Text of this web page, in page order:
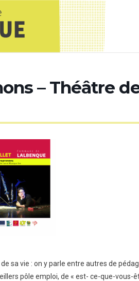
– Théâtre
sa vie : on y parle entre autres de
pôle emploi, de « est- ce-que-vous-